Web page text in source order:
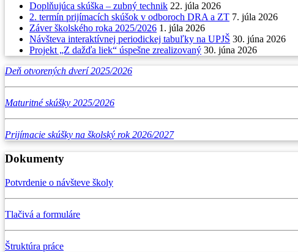
Doplňujúca skúška – zubný technik 22. júla 2026
2. termín prijímacích skúšok v odboroch DRA a ZT 7. júla 2026
Záver školského roka 2025/2026 1. júla 2026
Návšteva interaktívnej periodickej tabuľky na UPJŠ 30. júna 2026
Projekt „Z dažďa liek“ úspešne zrealizovaný 30. júna 2026
Deň otvorených dverí 2025/2026
Maturitné skúšky 2025/2026
Prijímacie skúšky na školský rok 2026/2027
Dokumenty
Potvrdenie o návšteve školy
Tlačivá a formuláre
Štruktúra práce